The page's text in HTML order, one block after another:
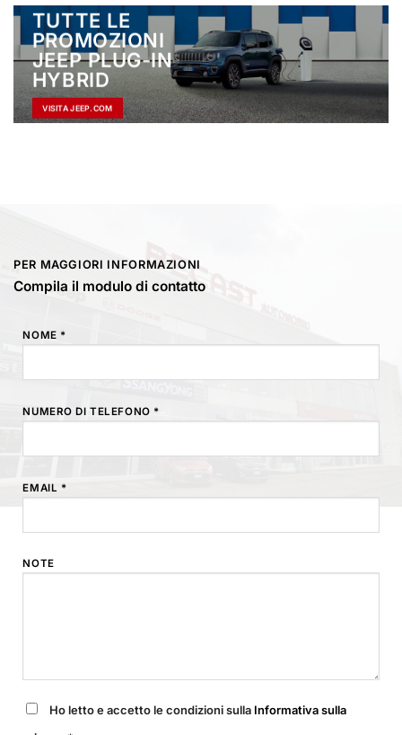
TUTTE LE
PROMOZIONI
JEEP PLUG-IN
HYBRID
VISITA JEEP.COM
PER MAGGIORI INFORMAZIONI
Compila il modulo di contatto
NOME *
NUMERO DI TELEFONO *
EMAIL *
NOTE
Ho letto e accetto le condizioni sulla Informativa sulla